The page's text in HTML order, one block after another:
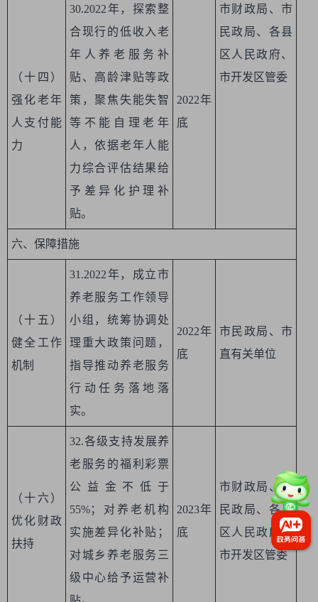
（十四）
强化老年
人支付能
力
30.2022年，探索整
合现行的低收入老
年人养老服务补
贴、高龄津贴等政
策，聚焦失能失智
等不能自理老年
人，依据老年人能
力综合评估结果给
予差异化护理补
贴。
2022年
底
市财政局、市
民政局、各县
区人民政府、
市开发区管委
六、保障措施
（十五）
健全工作
机制
31.2022年，成立市
养老服务工作领导
小组，统筹协调处
理重大政策问题，
指导推动养老服务
行动任务落地落
实。
2022年
底
市民政局、市
直有关单位
（十六）
优化财政
扶持
32.各级支持发展养
老服务的福利彩票
公益金不低于
55%；对养老机构
实施差异化补贴；
对城乡养老服务三
级中心给予运营补
2023年
底
市财政局、市
民政局、各县
区人民政府、
市开发区管委